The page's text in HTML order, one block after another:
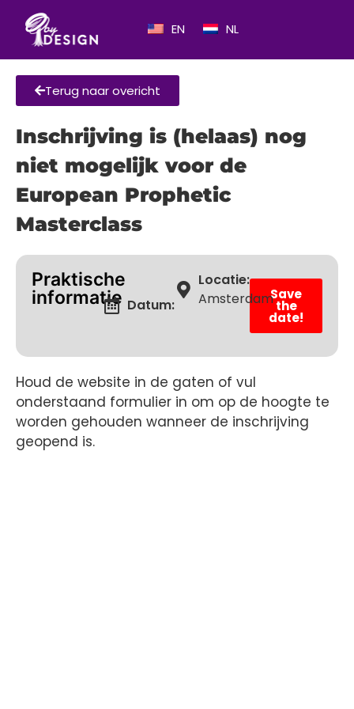
EN NL
Terug naar overicht
Inschrijving is (helaas) nog
niet mogelijk voor de
European Prophetic
Masterclass
Praktische
informatie Datum:
Save
the
date!
Locatie:
Amsterdam
Houd de website in de gaten of vul
onderstaand formulier in om op de hoogte te
worden gehouden wanneer de inschrijving
geopend is.